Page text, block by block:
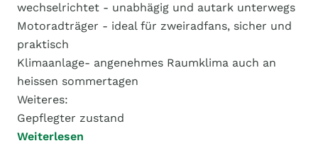
wechselrichtet - unabhägig und autark unterwegs
Motoradträger - ideal für zweiradfans, sicher und
praktisch
Klimaanlage- angenehmes Raumklima auch an
heissen sommertagen
Weiteres:
Gepflegter zustand
Weiterlesen